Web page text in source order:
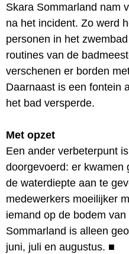
Skara Sommarland nam
na het incident. Zo werd
personen in het
routines van de
verschenen er borden
Daarnaast is een fontein
het bad versperde.
Met opzet
Een ander verbeterpunt
doorgevoerd: er kwamen
de waterdiepte aan te
medewerkers moeilijker
iemand op de bodem
Sommarland is alleen
juni, juli en augustus. ■